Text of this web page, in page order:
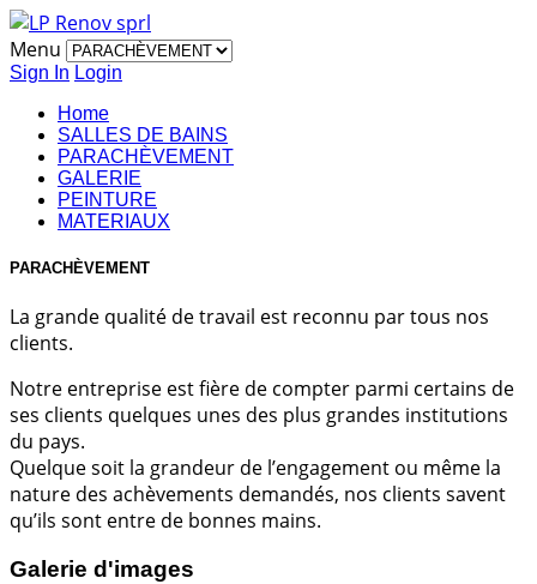
Menu
Sign In Login
Home
SALLES DE BAINS
PARACHÈVEMENT
GALERIE
PEINTURE
MATERIAUX
PARACHÈVEMENT
La grande qualité de travail est reconnu par tous nos
clients.
Notre entreprise est fière de compter parmi certains de
ses clients quelques unes des plus grandes institutions
du pays.
Quelque soit la grandeur de l’engagement ou même la
nature des achèvements demandés, nos clients savent
qu’ils sont entre de bonnes mains.
Galerie d'images